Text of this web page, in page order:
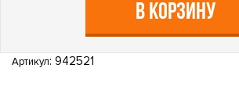
В КОРЗИНУ
Артикул: 942521